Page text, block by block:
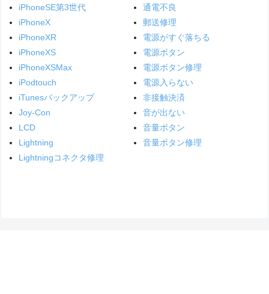
iPhoneSE第3世代
iPhoneX
iPhoneXR
iPhoneXS
iPhoneXSMax
iPodtouch
iTunesバックアップ
Joy-Con
LCD
Lightning
Lightningコネクタ修理
通電不良
郵送修理
電源がすぐ落ちる
電源ボタン
電源ボタン修理
電源入らない
非接触決済
音が出ない
音量ボタン
音量ボタン修理